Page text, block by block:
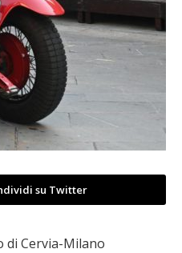
su Twitter
di Cervia-Milano